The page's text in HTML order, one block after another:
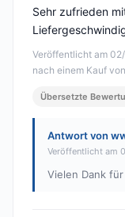
Veröffentlicht am
nach einem Kauf
Sehr zufrieden
Übersetzte
Antwort von
Veröffentlicht am
Vielen Dank